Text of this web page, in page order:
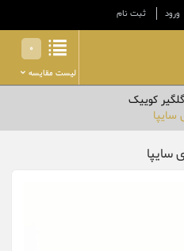
ورود ثبت نام
0
لیست مقایسه
گلگیر کوییک
سایپا